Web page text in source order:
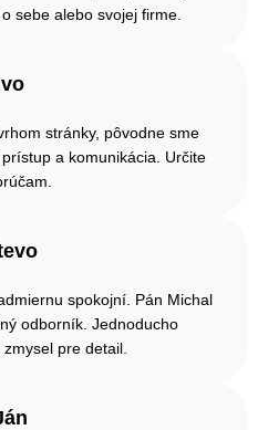
sebe alebo svojej firme.
stránky, pôvodne sme
a komunikácia. Určite
spokojní. Pán Michal
odborník. Jednoducho
pre detail.